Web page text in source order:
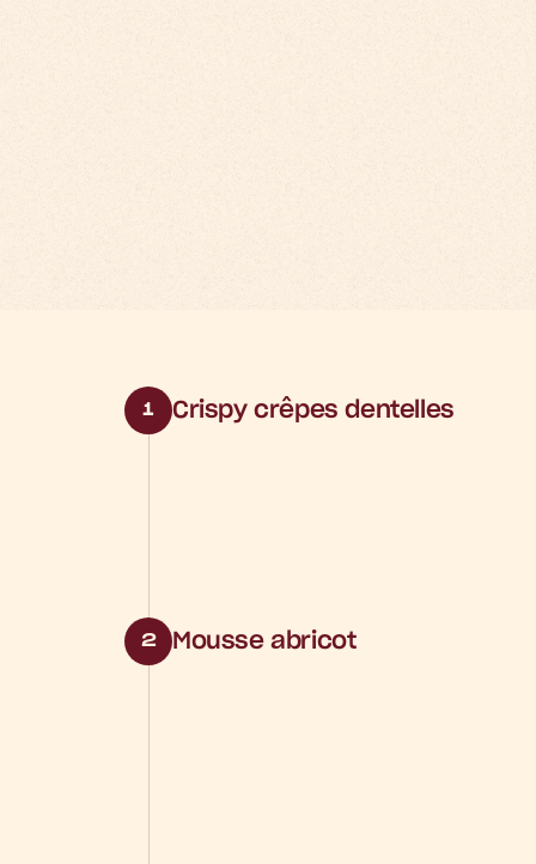
1 Crispy crêpes dentelles
2 Mousse abricot